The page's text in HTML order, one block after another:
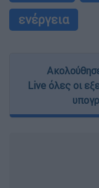
ενέργεια
Live όλες οι